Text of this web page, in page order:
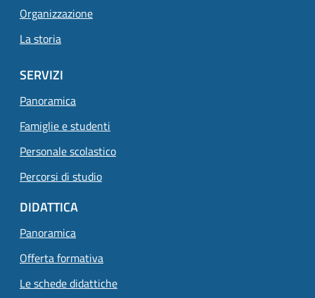
Organizzazione
La storia
SERVIZI
Panoramica
Famiglie e studenti
Personale scolastico
Percorsi di studio
DIDATTICA
Panoramica
Offerta formativa
Le schede didattiche